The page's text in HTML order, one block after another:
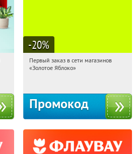
-20%
17:10:13
Получи первым!
Первый заказ в сети магазинов
«Золотое Яблоко»
Промокод